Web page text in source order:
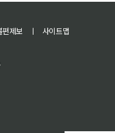
편제보 ㅣ
사이트맵